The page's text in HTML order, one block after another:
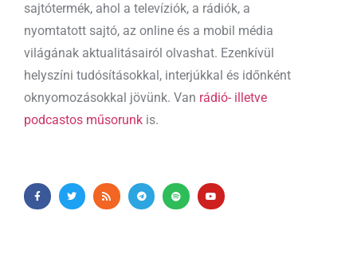
sajtótermék, ahol a televíziók, a rádiók, a
nyomtatott sajtó, az online és a mobil média
világának aktualitásairól olvashat. Ezenkívül
helyszíni tudósításokkal, interjúkkal és időnként
oknyomozásokkal jövünk. Van rádió- illetve
podcastos műsorunk is.